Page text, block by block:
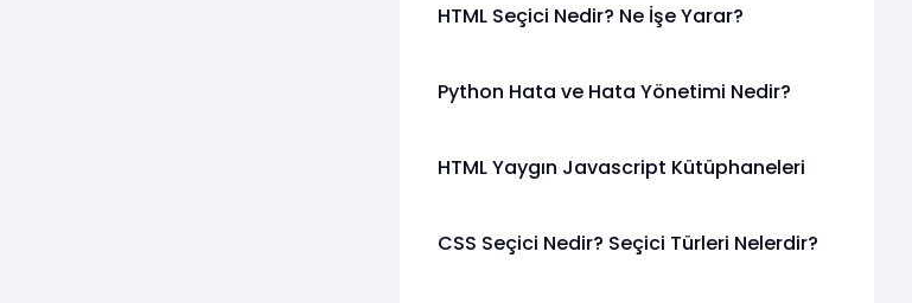
HTML Seçici Nedir? Ne İşe Yarar?
Python Hata ve Hata Yönetimi Nedir?
HTML Yaygın Javascript Kütüphaneleri
CSS Seçici Nedir? Seçici Türleri Nelerdir?